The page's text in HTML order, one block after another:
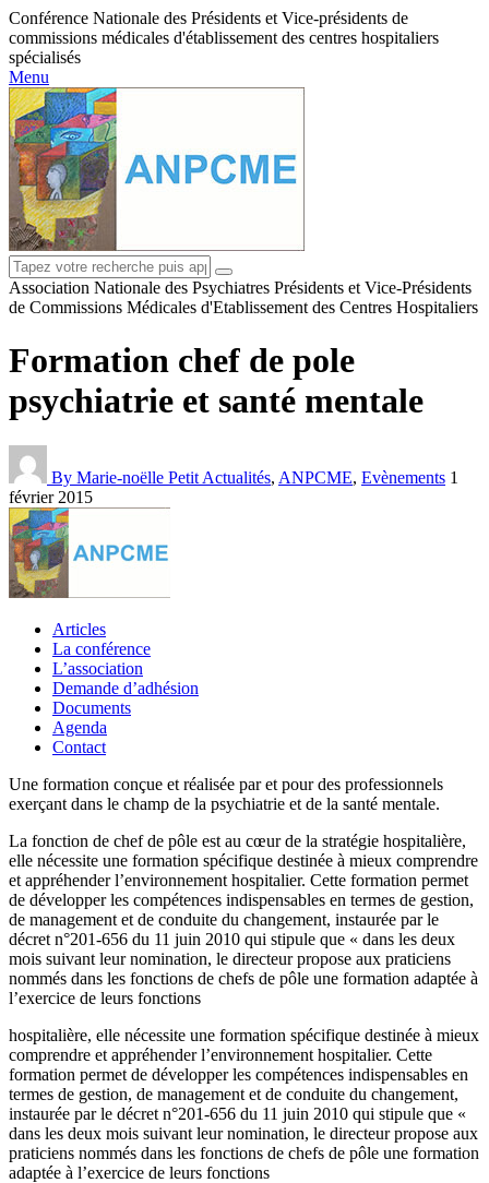
Conférence Nationale des Présidents et Vice-présidents de
commissions médicales d'établissement des centres hospitaliers
spécialisés
Menu
Association Nationale des Psychiatres Présidents et Vice-Présidents
de Commissions Médicales d'Etablissement des Centres Hospitaliers
Formation chef de pole
psychiatrie et santé mentale
By Marie-noëlle Petit Actualités, ANPCME, Evènements 1
février 2015
Articles
La conférence
L’association
Demande d’adhésion
Documents
Agenda
Contact
Une formation conçue et réalisée par et pour des professionnels
exerçant dans le champ de la psychiatrie et de la santé mentale.
La fonction de chef de pôle est au cœur de la stratégie hospitalière,
elle nécessite une formation spécifique destinée à mieux comprendre
et appréhender l’environnement hospitalier. Cette formation permet
de développer les compétences indispensables en termes de gestion,
de management et de conduite du changement, instaurée par le
décret n°201-656 du 11 juin 2010 qui stipule que « dans les deux
mois suivant leur nomination, le directeur propose aux praticiens
nommés dans les fonctions de chefs de pôle une formation adaptée à
l’exercice de leurs fonctions
hospitalière, elle nécessite une formation spécifique destinée à mieux
comprendre et appréhender l’environnement hospitalier. Cette
formation permet de développer les compétences indispensables en
termes de gestion, de management et de conduite du changement,
instaurée par le décret n°201-656 du 11 juin 2010 qui stipule que «
dans les deux mois suivant leur nomination, le directeur propose aux
praticiens nommés dans les fonctions de chefs de pôle une formation
adaptée à l’exercice de leurs fonctions